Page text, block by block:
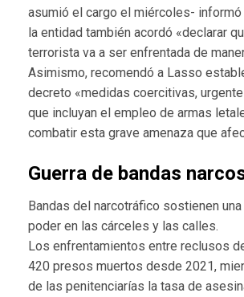
asumió el cargo el miércoles- informó
la entidad también acordó «declarar
terrorista va a ser enfrentada de
Asimismo, recomendó a Lasso
decreto «medidas coercitivas,
que incluyan el empleo de armas
combatir esta grave amenaza que
Guerra de bandas
Bandas del narcotráfico sostienen una
poder en las cárceles y las calles.
Los enfrentamientos entre reclusos
420 presos muertos desde 2021,
de las penitenciarías la tasa de